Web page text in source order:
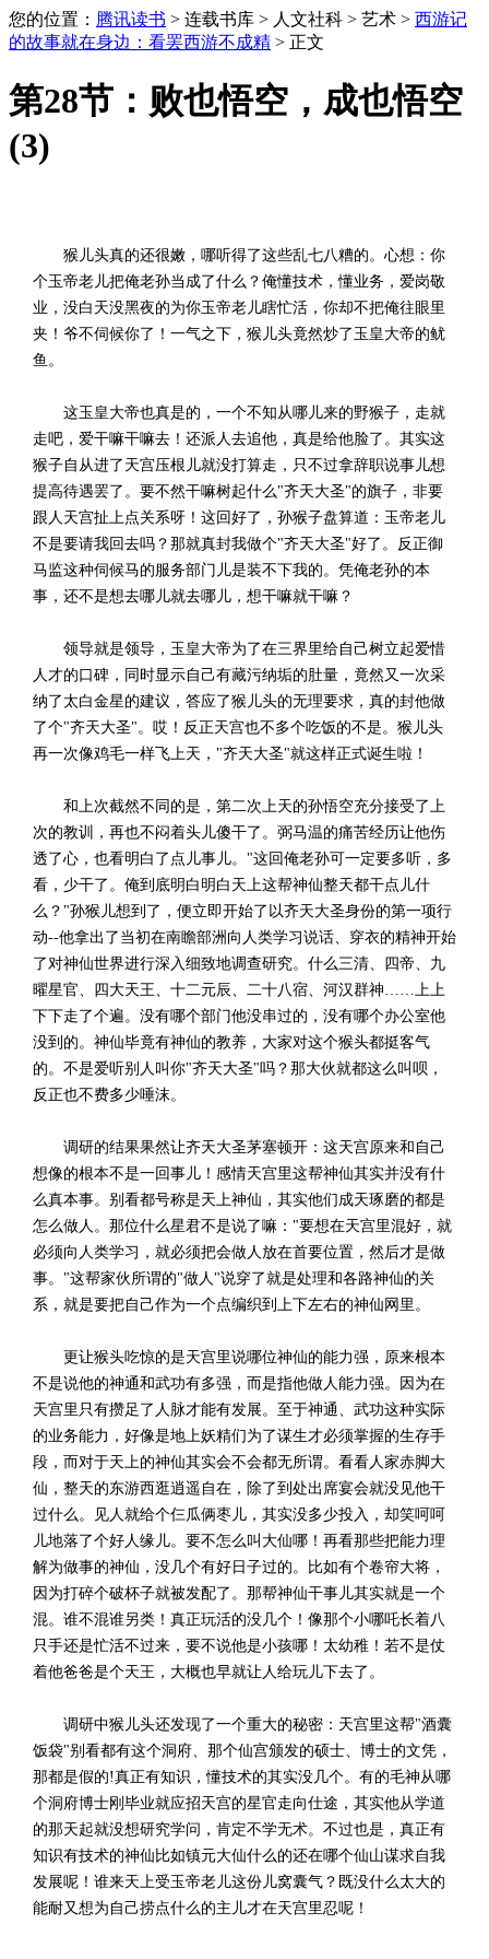
您的位置： 腾讯读书 > 连载书库 > 人文社科 > 艺术 > 西游记
的故事就在身边：看罢西游不成精 > 正文
第28节：败也悟空，成也悟空
(3)
猴儿头真的还很嫩，哪听得了这些乱七八糟的。心想：你
个玉帝老儿把俺老孙当成了什么？俺懂技术，懂业务，爱岗敬
业，没白天没黑夜的为你玉帝老儿瞎忙活，你却不把俺往眼里
夹！爷不伺候你了！一气之下，猴儿头竟然炒了玉皇大帝的鱿
鱼。
这玉皇大帝也真是的，一个不知从哪儿来的野猴子，走就
走吧，爱干嘛干嘛去！还派人去追他，真是给他脸了。其实这
猴子自从进了天宫压根儿就没打算走，只不过拿辞职说事儿想
提高待遇罢了。要不然干嘛树起什么"齐天大圣"的旗子，非要
跟人天宫扯上点关系呀！这回好了，孙猴子盘算道：玉帝老儿
不是要请我回去吗？那就真封我做个"齐天大圣"好了。反正御
马监这种伺候马的服务部门儿是装不下我的。凭俺老孙的本
事，还不是想去哪儿就去哪儿，想干嘛就干嘛？
领导就是领导，玉皇大帝为了在三界里给自己树立起爱惜
人才的口碑，同时显示自己有藏污纳垢的肚量，竟然又一次采
纳了太白金星的建议，答应了猴儿头的无理要求，真的封他做
了个"齐天大圣"。哎！反正天宫也不多个吃饭的不是。猴儿头
再一次像鸡毛一样飞上天，"齐天大圣"就这样正式诞生啦！
和上次截然不同的是，第二次上天的孙悟空充分接受了上
次的教训，再也不闷着头儿傻干了。弼马温的痛苦经历让他伤
透了心，也看明白了点儿事儿。"这回俺老孙可一定要多听，多
看，少干了。俺到底明白明白天上这帮神仙整天都干点儿什
么？"孙猴儿想到了，便立即开始了以齐天大圣身份的第一项行
动--他拿出了当初在南瞻部洲向人类学习说话、穿衣的精神开始
了对神仙世界进行深入细致地调查研究。什么三清、四帝、九
曜星官、四大天王、十二元辰、二十八宿、河汉群神……上上
下下走了个遍。没有哪个部门他没串过的，没有哪个办公室他
没到的。神仙毕竟有神仙的教养，大家对这个猴头都挺客气
的。不是爱听别人叫你"齐天大圣"吗？那大伙就都这么叫呗，
反正也不费多少唾沫。
调研的结果果然让齐天大圣茅塞顿开：这天宫原来和自己
想像的根本不是一回事儿！感情天宫里这帮神仙其实并没有什
么真本事。别看都号称是天上神仙，其实他们成天琢磨的都是
怎么做人。那位什么星君不是说了嘛："要想在天宫里混好，就
必须向人类学习，就必须把会做人放在首要位置，然后才是做
事。"这帮家伙所谓的"做人"说穿了就是处理和各路神仙的关
系，就是要把自己作为一个点编织到上下左右的神仙网里。
更让猴头吃惊的是天宫里说哪位神仙的能力强，原来根本
不是说他的神通和武功有多强，而是指他做人能力强。因为在
天宫里只有攒足了人脉才能有发展。至于神通、武功这种实际
的业务能力，好像是地上妖精们为了谋生才必须掌握的生存手
段，而对于天上的神仙其实会不会都无所谓。看看人家赤脚大
仙，整天的东游西逛逍遥自在，除了到处出席宴会就没见他干
过什么。见人就给个仨瓜俩枣儿，其实没多少投入，却笑呵呵
儿地落了个好人缘儿。要不怎么叫大仙哪！再看那些把能力理
解为做事的神仙，没几个有好日子过的。比如有个卷帘大将，
因为打碎个破杯子就被发配了。那帮神仙干事儿其实就是一个
混。谁不混谁另类！真正玩活的没几个！像那个小哪吒长着八
只手还是忙活不过来，要不说他是小孩哪！太幼稚！若不是仗
着他爸爸是个天王，大概也早就让人给玩儿下去了。
调研中猴儿头还发现了一个重大的秘密：天宫里这帮"酒囊
饭袋"别看都有这个洞府、那个仙宫颁发的硕士、博士的文凭，
那都是假的!真正有知识，懂技术的其实没几个。有的毛神从哪
个洞府博士刚毕业就应招天宫的星官走向仕途，其实他从学道
的那天起就没想研究学问，肯定不学无术。不过也是，真正有
知识有技术的神仙比如镇元大仙什么的还在哪个仙山谋求自我
发展呢！谁来天上受玉帝老儿这份儿窝囊气？既没什么太大的
能耐又想为自己捞点什么的主儿才在天宫里忍呢！